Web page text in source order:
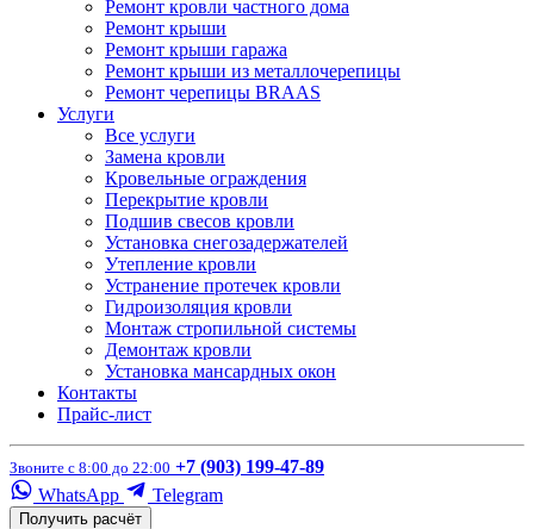
Ремонт кровли частного дома
Ремонт крыши
Ремонт крыши гаража
Ремонт крыши из металлочерепицы
Ремонт черепицы BRAAS
Услуги
Все услуги
Замена кровли
Кровельные ограждения
Перекрытие кровли
Подшив свесов кровли
Установка снегозадержателей
Утепление кровли
Устранение протечек кровли
Гидроизоляция кровли
Монтаж стропильной системы
Демонтаж кровли
Установка мансардных окон
Контакты
Прайс-лист
Звоните с 8:00 до 22:00 +7 (903) 199-47-89
WhatsApp
Telegram
Получить расчёт